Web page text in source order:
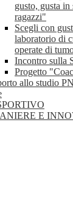
gusto, gusta
ragazzi"
Scegli con
laboratorio di
operate di
Incontro sulla
Progetto
allo studio
E